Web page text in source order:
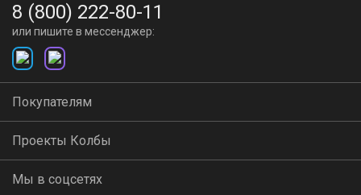
8 (800) 222-80-11
или пишите в мессенджер:
Покупателям
Проекты Колбы
Мы в соцсетях